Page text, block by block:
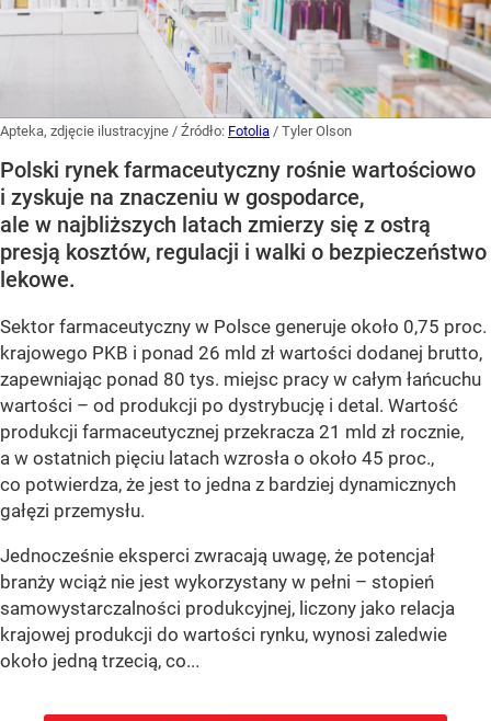
Apteka, zdjęcie ilustracyjne / Źródło: Fotolia / Tyler Olson
Polski rynek farmaceutyczny rośnie wartościowo
i zyskuje na znaczeniu w gospodarce,
ale w najbliższych latach zmierzy się z ostrą
presją kosztów, regulacji i walki o bezpieczeństwo
lekowe.
Sektor farmaceutyczny w Polsce generuje około 0,75 proc.
krajowego PKB i ponad 26 mld zł wartości dodanej brutto,
zapewniając ponad 80 tys. miejsc pracy w całym łańcuchu
wartości – od produkcji po dystrybucję i detal. Wartość
produkcji farmaceutycznej przekracza 21 mld zł rocznie,
a w ostatnich pięciu latach wzrosła o około 45 proc.,
co potwierdza, że jest to jedna z bardziej dynamicznych
gałęzi przemysłu.
Jednocześnie eksperci zwracają uwagę, że potencjał
branży wciąż nie jest wykorzystany w pełni – stopień
samowystarczalności produkcyjnej, liczony jako relacja
krajowej produkcji do wartości rynku, wynosi zaledwie
około jedną trzecią, co...